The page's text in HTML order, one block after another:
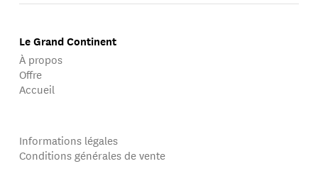
Le Grand Continent
À propos
Offre
Accueil
Informations légales
Conditions générales de vente